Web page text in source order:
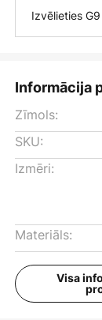
Izvēlieties
Informācija
Zīmols:
SKU:
Izmēri:
Materiāls:
Visa